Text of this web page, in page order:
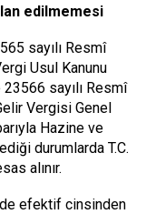
edilmemesi
sayılı Resmî
Usul Kanunu
sayılı Resmî
Vergisi Genel
Hazine ve
durumlarda T.C.
alınır.
efektif cinsinden